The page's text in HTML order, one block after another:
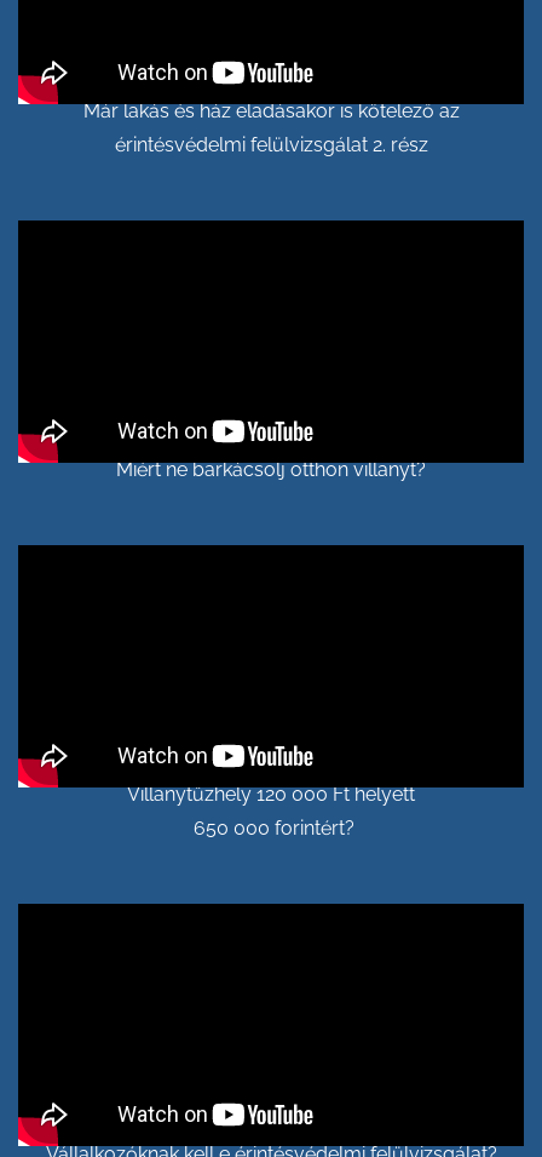
Már lakás és ház eladásakor is kötelező az
érintésvédelmi felülvizsgálat 2. rész
Miért ne barkácsolj otthon villanyt?
Villanytűzhely 120 000 Ft helyett
650 000 forintért?